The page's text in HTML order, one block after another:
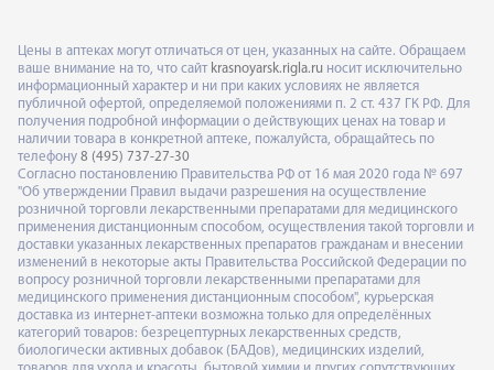
Цены в аптеках могут отличаться от цен, указанных на сайте. Обращаем
ваше внимание на то, что сайт krasnoyarsk.rigla.ru носит исключительно
информационный характер и ни при каких условиях не является
публичной офертой, определяемой положениями п. 2 ст. 437 ГК РФ. Для
получения подробной информации о действующих ценах на товар и
наличии товара в конкретной аптеке, пожалуйста, обращайтесь по
телефону 8 (495) 737-27-30
Согласно постановлению Правительства РФ от 16 мая 2020 года № 697
"Об утверждении Правил выдачи разрешения на осуществление
розничной торговли лекарственными препаратами для медицинского
применения дистанционным способом, осуществления такой торговли и
доставки указанных лекарственных препаратов гражданам и внесении
изменений в некоторые акты Правительства Российской Федерации по
вопросу розничной торговли лекарственными препаратами для
медицинского применения дистанционным способом", курьерская
доставка из интернет-аптеки возможна только для определённых
категорий товаров: безрецептурных лекарственных средств,
биологически активных добавок (БАДов), медицинских изделий,